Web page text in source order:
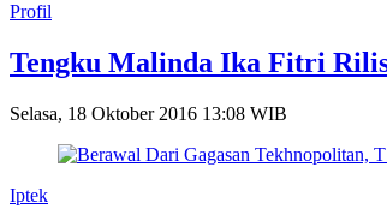
Profil
Tengku Malinda Ika Fitri
Selasa, 18 Oktober 2016 13:08 WIB
Iptek